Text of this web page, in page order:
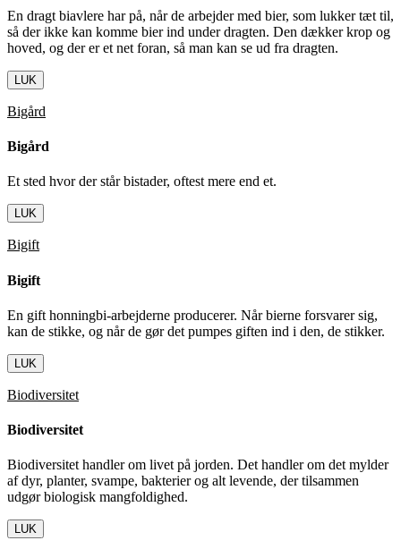
En dragt biavlere har på, når de arbejder med bier, som lukker tæt til,
så der ikke kan komme bier ind under dragten. Den dækker krop og
hoved, og der er et net foran, så man kan se ud fra dragten.
LUK
Bigård
Bigård
Et sted hvor der står bistader, oftest mere end et.
LUK
Bigift
Bigift
En gift honningbi-arbejderne producerer. Når bierne forsvarer sig,
kan de stikke, og når de gør det pumpes giften ind i den, de stikker.
LUK
Biodiversitet
Biodiversitet
Biodiversitet handler om livet på jorden. Det handler om det mylder
af dyr, planter, svampe, bakterier og alt levende, der tilsammen
udgør biologisk mangfoldighed.
LUK